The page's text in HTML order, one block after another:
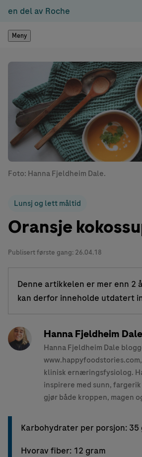
en del av Roche
Meny
Foto: Hanna Fjeldheim Dale.
Lunsj og lett måltid
Oransje
Publisert første gang: 26.04.18
Denne artikkelen er mer enn 2
kan derfor inneholde utdatert
Hanna Fjeldheim Dale
Hanna Fjeldheim Dale
klinisk ernæringsfysiolog.
inspirere med sunn, fargerik
gjør både kroppen, magen
Karbohydrater per porsjon: 35
Hvorav fiber: 12 gram